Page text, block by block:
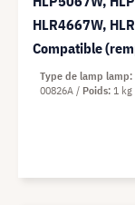
HLR4667W,
Compatible
Type de lamp lamp
00826A
Poids 1 kg